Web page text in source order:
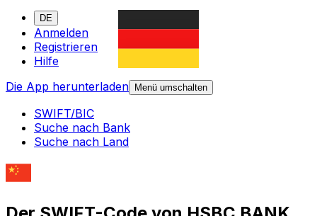
DE
Anmelden
Registrieren
Hilfe
Die App herunterladen
Menü umschalten
SWIFT/BIC
Suche nach Bank
Suche nach Land